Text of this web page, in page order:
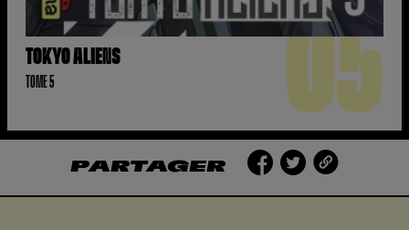
TOKYO ALIENS
TOME 5 05
PARTAGER